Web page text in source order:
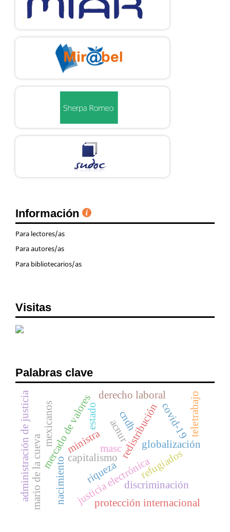
Información
Para lectores/as
Para autores/as
Para bibliotecarios/as
Visitas
Palabras clave
mercado de valores redistribución
riqueza
capitalismo
globalización
ministra
derecho laboral
mario de la cueva
administración de justicia justicia electrónica
masc
covid-19
cndh
discriminación
mexicanos
nacimiento protección internacional
acnur
refugiados
teletrabajo
estado